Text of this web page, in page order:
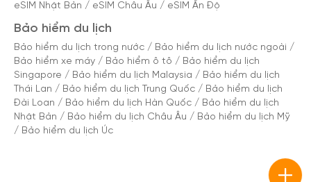
eSIM Nhật Bản / eSIM Châu Âu / eSIM Ấn Độ
Bảo hiểm du lịch
Bảo hiểm du lịch trong nước / Bảo hiểm du lịch nước ngoài /
Bảo hiểm xe máy / Bảo hiểm ô tô / Bảo hiểm du lịch
Singapore / Bảo hiểm du lịch Malaysia / Bảo hiểm du lịch
Thái Lan / Bảo hiểm du lịch Trung Quốc / Bảo hiểm du lịch
Đài Loan / Bảo hiểm du lịch Hàn Quốc / Bảo hiểm du lịch
Nhật Bản / Bảo hiểm du lịch Châu Âu / Bảo hiểm du lịch Mỹ
/ Bảo hiểm du lịch Úc